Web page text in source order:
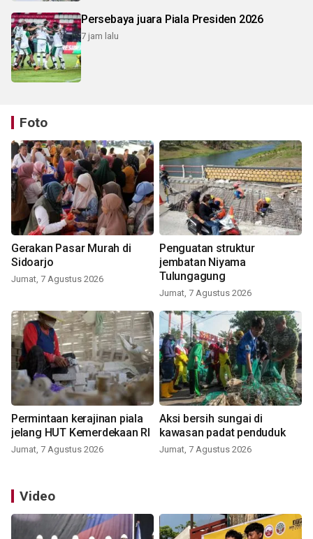
Persebaya juara Piala Presiden 2026
7 jam lalu
Foto
Gerakan Pasar Murah di
Sidoarjo
Jumat, 7 Agustus 2026
Penguatan struktur
jembatan Niyama
Tulungagung
Jumat, 7 Agustus 2026
Permintaan kerajinan piala
jelang HUT Kemerdekaan RI
Jumat, 7 Agustus 2026
Aksi bersih sungai di
kawasan padat penduduk
Jumat, 7 Agustus 2026
Video